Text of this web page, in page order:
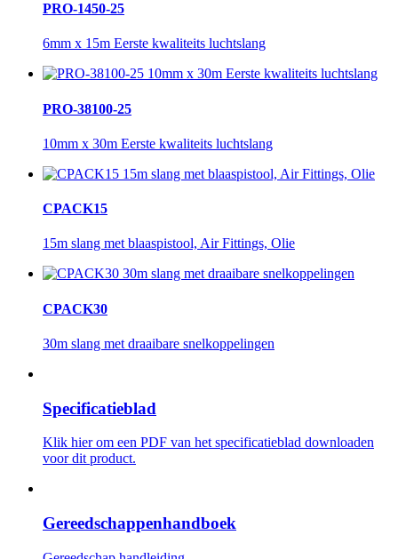
PRO-1450-25
6mm x 15m Eerste kwaliteits luchtslang
PRO-38100-25
10mm x 30m Eerste kwaliteits luchtslang
CPACK15
15m slang met blaaspistool, Air Fittings, Olie
CPACK30
30m slang met draaibare snelkoppelingen
Specificatieblad
Klik hier om een ​​PDF van het specificatieblad downloaden
voor dit product.
Gereedschappenhandboek